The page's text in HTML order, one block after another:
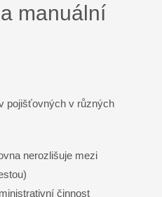
manuální
pojišťovných v různých
nerozlišuje mezi
činnost